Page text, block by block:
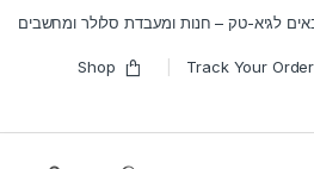
לגיא-טק – חנות ומעבדת סלולר ומחשבים
Track Your Order
Shop